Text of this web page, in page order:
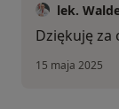
lek.
Dziękuję za
15 maja 2025